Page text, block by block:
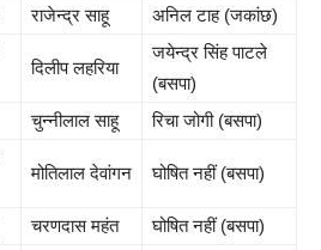
राजेन्द्र साहू अनिल टाह (जकांछ)
दिलीप लहरिया
जयेन्द्र सिंह पाटले
(बसपा)
चुन्नीलाल साहू रिचा जोगी (बसपा)
मोतिलाल देवांगन घोषित नहीं (बसपा)
चरणदास महंत घोषित नहीं (बसपा)